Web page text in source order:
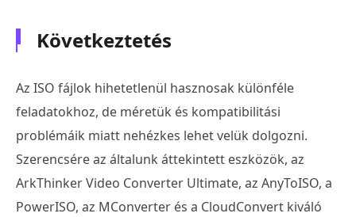
Következtetés
Az ISO fájlok hihetetlenül hasznosak különféle
feladatokhoz, de méretük és kompatibilitási
problémáik miatt nehézkes lehet velük dolgozni.
Szerencsére az általunk áttekintett eszközök, az
ArkThinker Video Converter Ultimate, az AnyToISO, a
PowerISO, az MConverter és a CloudConvert kiváló